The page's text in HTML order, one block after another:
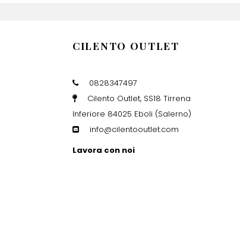
CILENTO OUTLET
0828347497
Cilento Outlet, SS18 Tirrena
Inferiore 84025 Eboli (Salerno)
info@cilentooutlet.com
Lavora con noi